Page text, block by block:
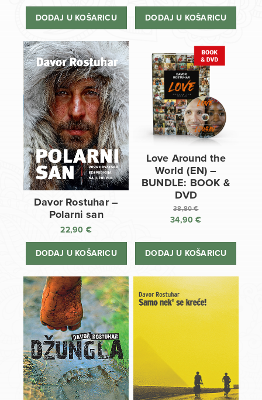
DODAJ U KOŠARICU DODAJ U KOŠARICU
Davor Rostuhar –
Polarni san
22,90 €
DODAJ U KOŠARICU
Love Around the
World (EN) –
BUNDLE: BOOK &
DVD
38,80€
Izvorna
bila
34,90€
cijena
DODAJ U KOŠARICU